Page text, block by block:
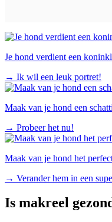
Je hond verdient een
→ Ik wil een leuk portret!
Maak van je hond een
→ Probeer het nu!
Maak van je hond het
→ Verander hem in een
Is makreel